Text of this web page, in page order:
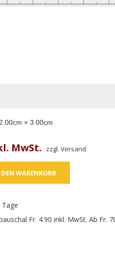
cm ×3.00cm
MwSt. zzgl. Versand
Fr. 4.90 inkl. MwSt. Ab Fr.